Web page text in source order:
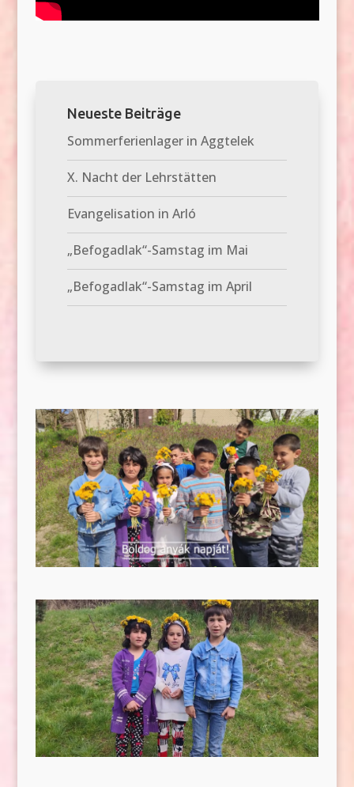
Neueste Beiträge
Sommerferienlager in Aggtelek
X. Nacht der Lehrstätten
Evangelisation in Arló
„Befogadlak“-Samstag im Mai
„Befogadlak“-Samstag im April